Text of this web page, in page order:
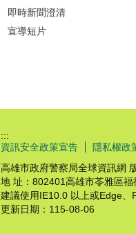
即時新聞澄清
宣導短片
:::
資訊安全政策宣告
隱私權政
高雄市政府警察局全球資訊網
地 址：802401高雄市苓雅區
建議使用IE10.0 以上或Edge
更新日期： 115-08-06